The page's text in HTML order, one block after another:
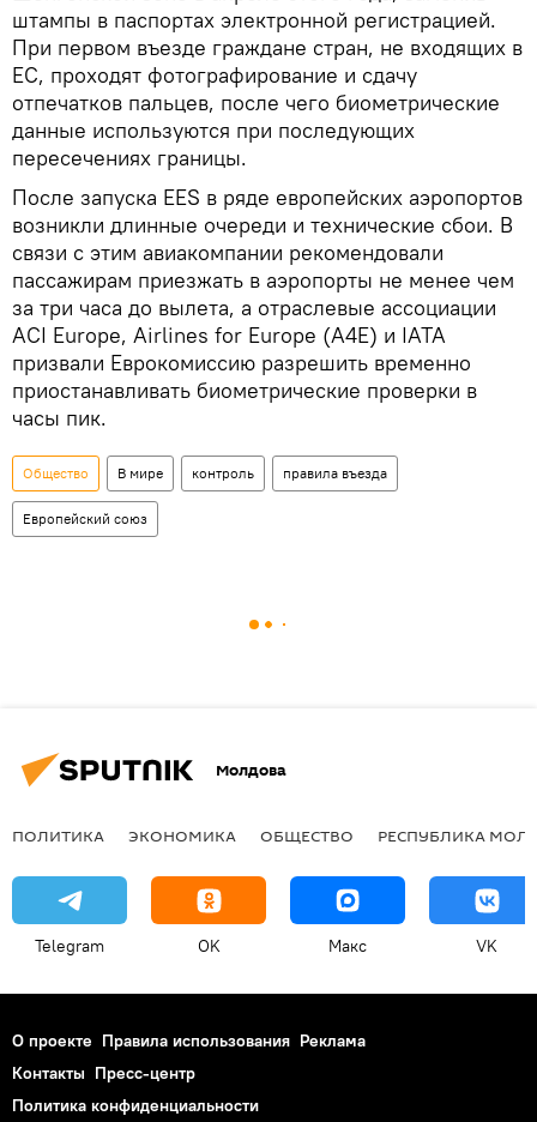
штампы в паспортах электронной регистрацией.
При первом въезде граждане стран, не входящих в
ЕС, проходят фотографирование и сдачу
отпечатков пальцев, после чего биометрические
данные используются при последующих
пересечениях границы.
После запуска EES в ряде европейских аэропортов
возникли длинные очереди и технические сбои. В
связи с этим авиакомпании рекомендовали
пассажирам приезжать в аэропорты не менее чем
за три часа до вылета, а отраслевые ассоциации
ACI Europe, Airlines for Europe (A4E) и IATA
призвали Еврокомиссию разрешить временно
приостанавливать биометрические проверки в
часы пик.
Общество В мире контроль правила въезда
Европейский союз
Молдова
ПОЛИТИКА ЭКОНОМИКА ОБЩЕСТВО РЕСПУБЛИКА
Telegram OK Макс VK
О проекте Правила использования Реклама
Контакты Пресс-центр
Политика конфиденциальности